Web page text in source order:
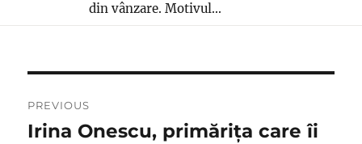
din vânzare. Motivul...
în
PREVIOUS
Previous
Irina Onescu, primărița care îi